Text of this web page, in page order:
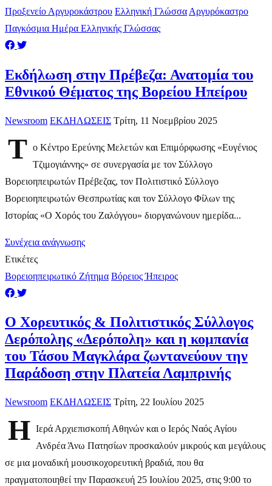
Προξενείο Αργυροκάστρου Ελληνική Γλώσσα Αργυρόκαστρο
Παγκόσμια Ημέρα Ελληνικής Γλώσσας
Εκδήλωση στην Πρέβεζα: Ανατομία του
Εθνικού Θέματος της Βορείου Ηπείρου
Newsroom ΕΚΔΗΛΩΣΕΙΣ Τρίτη, 11 Νοεμβρίου 2025
Τ ο Κέντρο Ερεύνης Μελετών και Επιμόρφωσης «Ευγένιος
Τζιμογιάννης» σε συνεργασία με τον Σύλλογο
Βορειοηπειρωτών Πρέβεζας, τον Πολιτιστικό Σύλλογο
Βορειοηπειρωτών Θεσπρωτίας και τον Σύλλογο Φίλων της
Ιστορίας «Ο Χορός του Ζαλόγγου» διοργανώνουν ημερίδα...
Συνέχεια ανάγνωσης
Ετικέτες
Βορειοηπειρωτικό Ζήτημα Βόρειος Ήπειρος
Ο Χορευτικός & Πολιτιστικός Σύλλογος
Δερόπολης «Δερόπολη» και η κομπανία
του Τάσου Μαγκλάρα ζωντανεύουν την
Παράδοση στην Πλατεία Λαμπρινής
Newsroom ΕΚΔΗΛΩΣΕΙΣ Τρίτη, 22 Ιουλίου 2025
Η Ιερά Αρχιεπισκοπή Αθηνών και ο Ιερός Ναός Αγίου
Ανδρέα Άνω Πατησίων προσκαλούν μικρούς και μεγάλους
σε μια μοναδική μουσικοχορευτική βραδιά, που θα
πραγματοποιηθεί την Παρασκευή 25 Ιουλίου 2025, στις 9:00 το